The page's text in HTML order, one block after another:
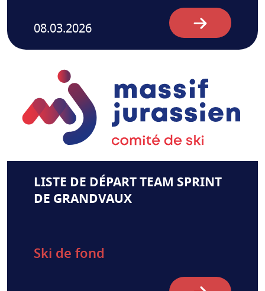
08.03.2026
LISTE DE DÉPART TEAM SPRINT
DE GRANDVAUX
Ski de fond